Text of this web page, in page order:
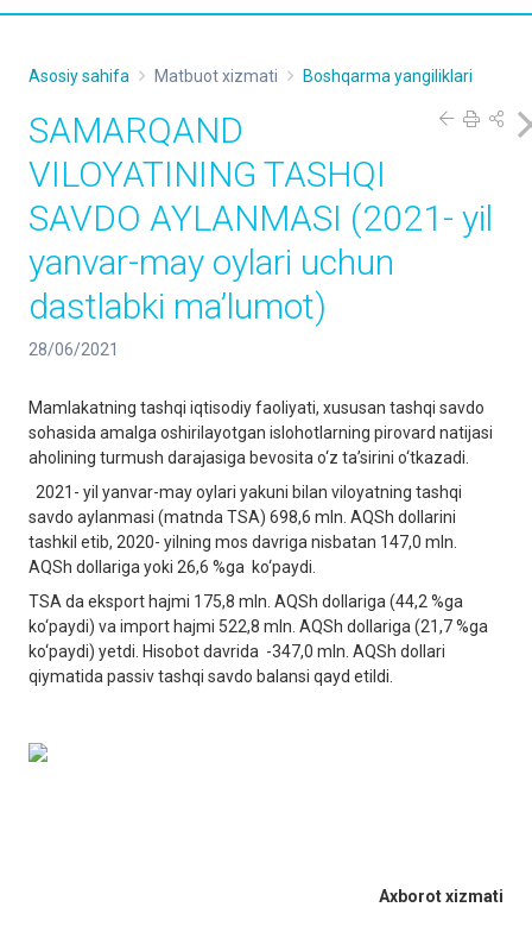
Asosiy sahifa Matbuot xizmati Boshqarma yangiliklari
SAMARQAND
VILOYATINING TASHQI
SAVDO AYLANMASI (2021- yil
yanvar-may oylari uchun
dastlabki ma’lumot)
28/06/2021
Mamlakatning tashqi iqtisodiy faoliyati, xususan tashqi savdo
sohasida amalga oshirilayotgan islohotlarning pirovard natijasi
aholining turmush darajasiga bevosita o‘z ta’sirini o‘tkazadi.
2021- yil yanvar-may oylari yakuni bilan viloyatning tashqi
savdo aylanmasi (matnda TSA) 698,6 mln. AQSh dollarini
tashkil etib, 2020- yilning mos davriga nisbatan 147,0 mln.
AQSh dollariga yoki 26,6 %ga ko‘paydi.
TSA da eksport hajmi 175,8 mln. AQSh dollariga (44,2 %ga
ko‘paydi) va import hajmi 522,8 mln. AQSh dollariga (21,7 %ga
ko‘paydi) yetdi. Hisobot davrida -347,0 mln. AQSh dollari
qiymatida passiv tashqi savdo balansi qayd etildi.
Axborot xizmati